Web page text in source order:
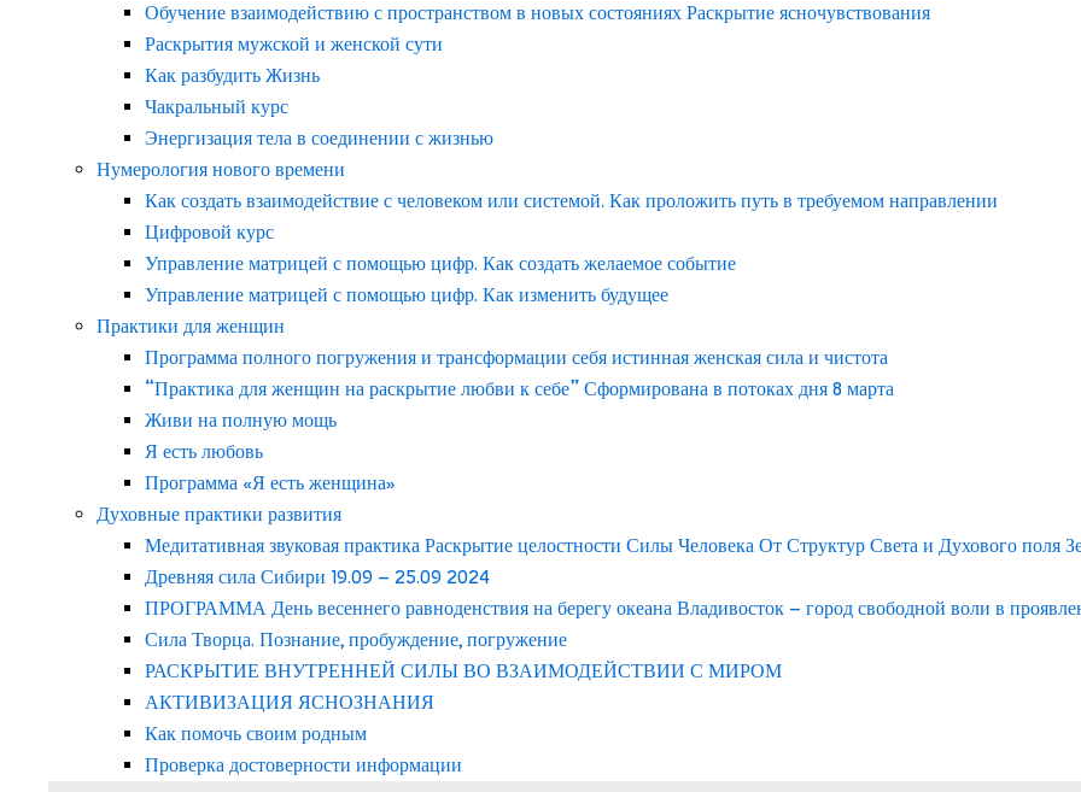
Обучение взаимодействию с пространством в новых состояниях Раскрытие ясночувствования
Раскрытия мужской и женской сути
Как разбудить Жизнь
Чакральный курс
Энергизация тела в соединении с жизнью
Нумерология нового времени
Как создать взаимодействие с человеком или системой. Как проложить путь в требуемом направлении
Цифровой курс
Управление матрицей с помощью цифр. Как создать желаемое событие
Управление матрицей с помощью цифр. Как изменить будущее
Практики для женщин
Программа полного погружения и трансформации себя истинная женская сила и чистота
“Практика для женщин на раскрытие любви к себе” Сформирована в потоках дня 8 марта
Живи на полную мощь
Я есть любовь
Программа «Я есть женщина»
Духовные практики развития
Медитативная звуковая практика Раскрытие целостности Силы Человека От Структур Света и Духового поля
Древняя сила Сибири 19.09 – 25.09 2024
ПРОГРАММА День весеннего равноденствия на берегу океана Владивосток – город свободной воли в
Сила Творца. Познание, пробуждение, погружение
РАСКРЫТИЕ ВНУТРЕННЕЙ СИЛЫ ВО ВЗАИМОДЕЙСТВИИ С МИРОМ
АКТИВИЗАЦИЯ ЯСНОЗНАНИЯ
Как помочь своим родным
Проверка достоверности информации